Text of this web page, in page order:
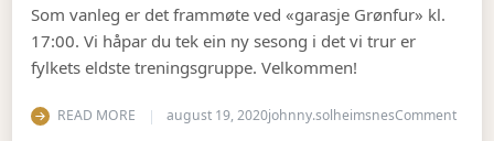
Som vanleg er det frammøte ved «garasje Grønfur» kl.
17:00. Vi håpar du tek ein ny sesong i det vi trur er
fylkets eldste treningsgruppe. Velkommen!
READ MORE august 19, 2020johnny.solheimsnesCommenton